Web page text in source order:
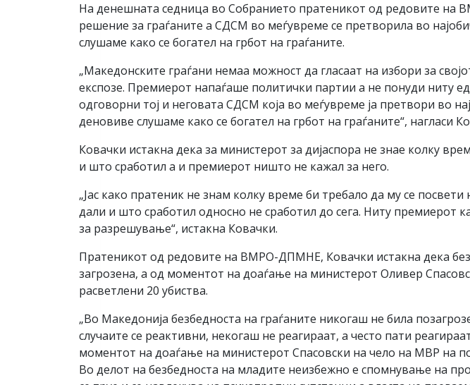
На денешната седница во Собранието пратеникот од редовите на
решение за граѓаните а СДСМ во меѓувреме се претворила во
слушаме како се богател на грбот на граѓаните.
„Македонските граѓани немаа можност да гласаат на избори за
експозе. Премиерот напаѓаше политички партии а не понуди ниту
одговорни тој и неговата СДСМ која во меѓувреме ја претвори во
деновиве слушаме како се богател на грбот на граѓаните“, нагласи
Ковачки истакна дека за министерот за дијаспора не знае колку
и што сработил а и премиерот ништо не кажал за него.
„Јас како пратеник не знам колку време би требало да му се
дали и што сработил односно не сработил до сега. Ниту премиерот
за разрешување“, истакна Ковачки.
Пратеникот од редовите на ВМРО-ДПМНЕ, Ковачки истакна дека
загрозена, а од моментот на доаѓање на министерот Оливер
расветлени 20 убиства.
„Во Македонија безбедноста на граѓаните никогаш не била
случаите се реактивни, некогаш не реагираат, а често пати
моментот на доаѓање на министерот Спасовски на чело на МВР на
Во делот на безбедноста на младите неизбежно е спомнување на